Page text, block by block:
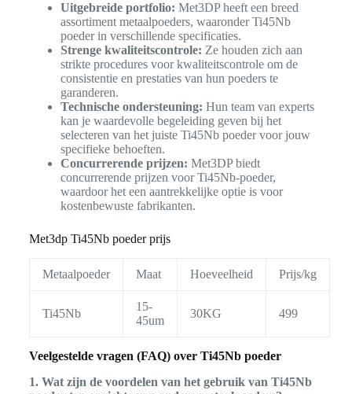
Uitgebreide portfolio: Met3DP heeft een breed
assortiment metaalpoeders, waaronder Ti45Nb
poeder in verschillende specificaties.
Strenge kwaliteitscontrole: Ze houden zich aan
strikte procedures voor kwaliteitscontrole om de
consistentie en prestaties van hun poeders te
garanderen.
Technische ondersteuning: Hun team van experts
kan je waardevolle begeleiding geven bij het
selecteren van het juiste Ti45Nb poeder voor jouw
specifieke behoeften.
Concurrerende prijzen: Met3DP biedt
concurrerende prijzen voor Ti45Nb-poeder,
waardoor het een aantrekkelijke optie is voor
kostenbewuste fabrikanten.
Met3dp Ti45Nb poeder prijs
Metaalpoeder Maat Hoeveelheid Prijs/kg
Ti45Nb
15-
45um
30KG 499
Veelgestelde vragen (FAQ) over Ti45Nb poeder
1. Wat zijn de voordelen van het gebruik van Ti45Nb